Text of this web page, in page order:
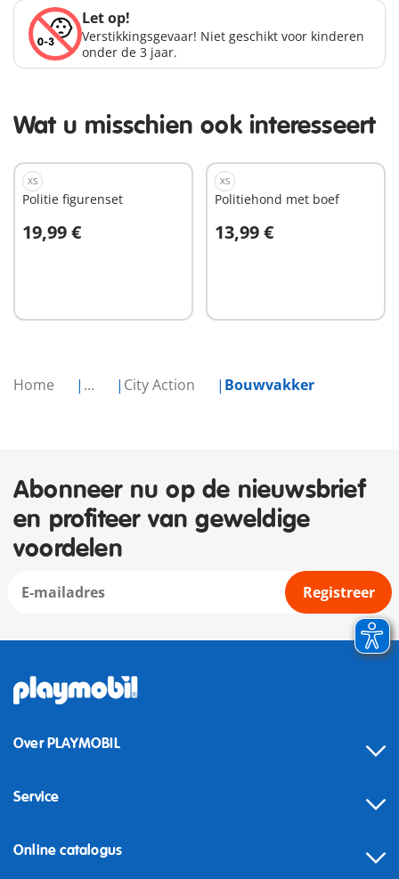
Home ... City Action Bouwvakker
Let op!
Verstikkingsgevaar! Niet geschikt voor kinderen
onder de 3 jaar.
Wat u misschien ook interesseert
XS
Politie figurenset
19,99 €
In winkelwagen
XS
Politiehond met boef
13,99 €
In winkelwagen
Abonneer nu op de nieuwsbrief
en profiteer van geweldige
voordelen
Registreer
Over PLAYMOBIL
Service
Online catalogus